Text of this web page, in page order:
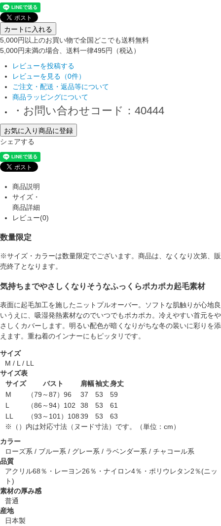
カートに入れる
5,000円以上のお買い物で全国どこでも送料無料
5,000円未満の場合、送料一律495円（税込）
レビューを投稿する
レビューを見る（0件）
ご注文・配送・返品等について
商品ラッピングについて
・お問い合わせコード：40444
お気に入り商品に登録
シェアする
商品説明
サイズ・
商品詳細
レビュー(0)
数量限定
※サイズ・カラーは数量限定でございます。商品は、なくなり次第、販
売終了となります。
気持ちまでやさしくなりそうなふっくらポカポカ起毛素材
表面に起毛加工を施したニットプルオーバー。ソフトな肌触りが心地良
いうえに、吸湿発熱素材なのでいつでもポカポカ。冷えやすい首元をや
さしくカバーします。明るい配色が暗くなりがちな冬の装いに彩りを添
えます。重ね着のインナーにもピッタリです。
サイズ
M / L / LL
サイズ表
サイズ
バスト 肩幅袖丈身丈
M
（79～87）96 37 53
59
L
（86～94）102 38 53
61
LL
（93～101）10839 53
63
※（）内は対応寸法（ヌード寸法）です。（単位：cm）
カラー
ローズ系 / ブルー系 / グレー系 / ラベンダー系 / チャコール系
品質
アクリル68％・レーヨン26％・ナイロン4％・ポリウレタン2％(ニッ
ト)
素材の厚み感
普通
産地
日本製